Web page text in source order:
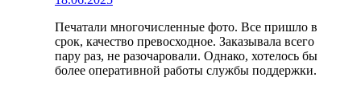
Печатали многочисленные фото. Все пришло в
срок, качество превосходное. Заказывала всего
пару раз, не разочаровали. Однако, хотелось бы
более оперативной работы службы поддержки.